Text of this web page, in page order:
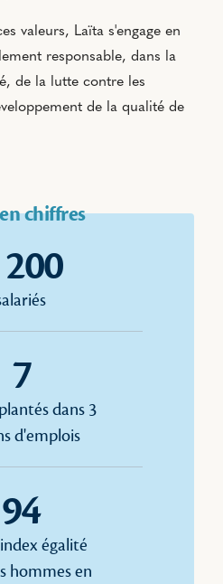
valeurs, Laïta s'engage en
responsable, dans la
de la lutte contre les
de la qualité de
chiffres
7
dans 3
d'emplois
94
égalité
hommes en